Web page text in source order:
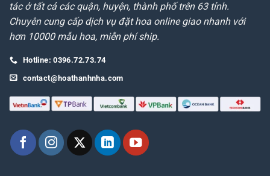
tác ở tất cả các quận, huyện, thành phố trên 63 tỉnh.
Chuyên cung cấp dịch vụ đặt hoa online giao nhanh với
hơn 10000 mẫu hoa, miễn phí ship.
Hotline: 0396.72.73.74
contact@hoathanhnha.com